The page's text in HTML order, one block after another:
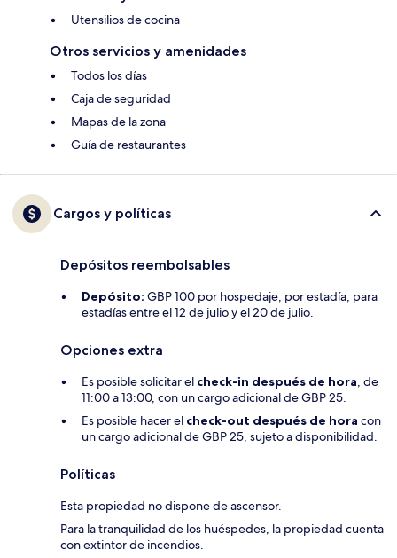
Utensilios de cocina
Otros servicios y amenidades
Todos los días
Caja de seguridad
Mapas de la zona
Guía de restaurantes
Cargos y políticas
Depósitos reembolsables
Depósito: GBP 100 por hospedaje, por estadía, para
estadías entre el 12 de julio y el 20 de julio.
Opciones extra
Es posible solicitar el check-in después de hora, de
11:00 a 13:00, con un cargo adicional de GBP 25.
Es posible hacer el check-out después de hora con
un cargo adicional de GBP 25, sujeto a disponibilidad.
Políticas
Esta propiedad no dispone de ascensor.
Para la tranquilidad de los huéspedes, la propiedad cuenta
con extintor de incendios.